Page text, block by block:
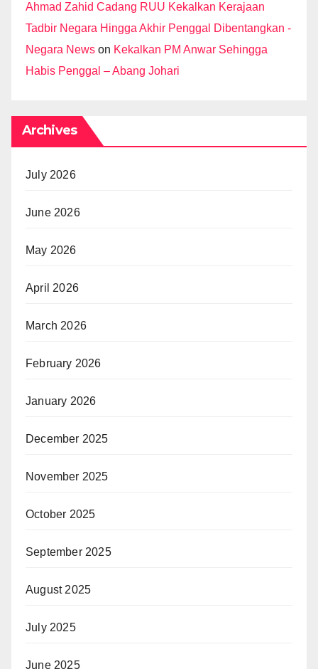
Ahmad Zahid Cadang RUU Kekalkan Kerajaan
Tadbir Negara Hingga Akhir Penggal Dibentangkan -
Negara News on Kekalkan PM Anwar Sehingga
Habis Penggal – Abang Johari
Archives
July 2026
June 2026
May 2026
April 2026
March 2026
February 2026
January 2026
December 2025
November 2025
October 2025
September 2025
August 2025
July 2025
June 2025